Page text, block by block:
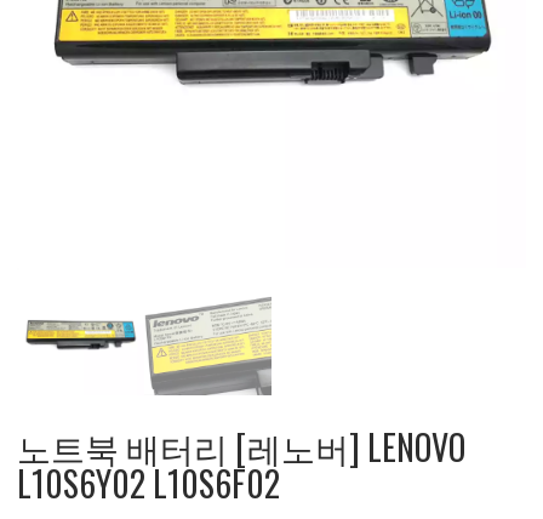
노트북 배터리 [레노버] LENOVO
L10S6Y02 L10S6F02